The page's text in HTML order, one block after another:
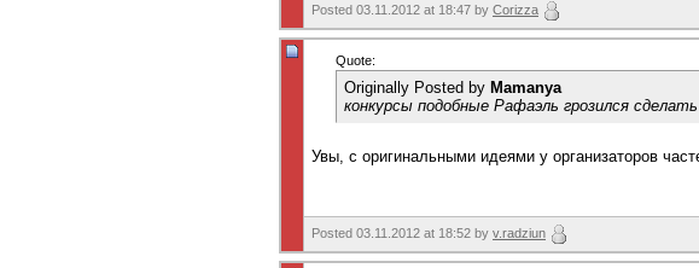
Posted 03.11.2012 at 18:47 by Corizza
Quote:
Originally Posted by Mamanya
конкурсы подобные Рафаэль грозился
Увы, с оригинальными идеями у организаторов
Posted 03.11.2012 at 18:52 by v.radziun